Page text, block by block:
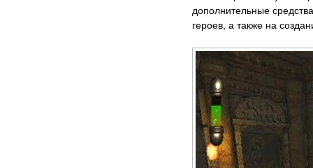
дополнительные
героев, а также на